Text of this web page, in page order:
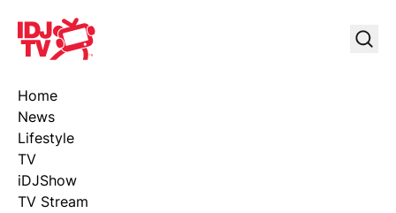
IDJ TV
Home
News
Lifestyle
TV
iDJShow
TV Stream